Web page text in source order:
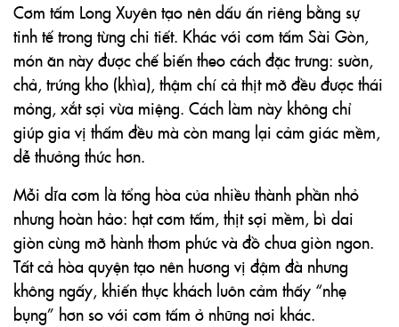
Cơm tấm Long Xuyên tạo nên dấu ấn riêng bằng sự
tinh tế trong từng chi tiết. Khác với cơm tấm Sài Gòn,
món ăn này được chế biến theo cách đặc trưng: sườn,
chả, trứng kho (khìa), thậm chí cả thịt mỡ đều được thái
mỏng, xắt sợi vừa miệng. Cách làm này không chỉ
giúp gia vị thấm đều mà còn mang lại cảm giác mềm,
dễ thưởng thức hơn.
Mỗi dĩa cơm là tổng hòa của nhiều thành phần nhỏ
nhưng hoàn hảo: hạt cơm tấm, thịt sợi mềm, bì dai
giòn cùng mỡ hành thơm phức và đồ chua giòn ngon.
Tất cả hòa quyện tạo nên hương vị đậm đà nhưng
không ngấy, khiến thực khách luôn cảm thấy “nhẹ
bụng” hơn so với cơm tấm ở những nơi khác.